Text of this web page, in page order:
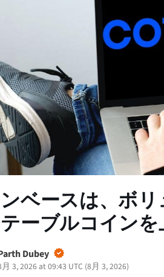
ベースは、ボ
ーブルコインを
Dubey
3, 2026 at 09:43 UTC (8月 3, 2026)